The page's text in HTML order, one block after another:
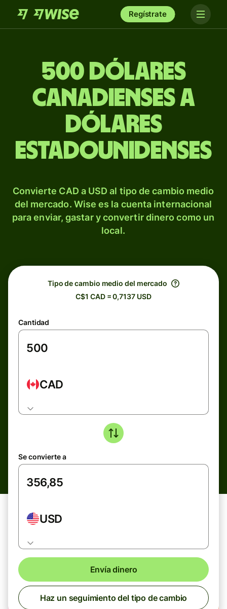
Regístrate
500 dólares
canadienses a
dólares
estadounidenses
Convierte CAD a USD al tipo de cambio medio
del mercado. Wise es la cuenta internacional
para enviar, gastar y convertir dinero como un
local.
Tipo de cambio medio del mercado
C$1 CAD = 0,7137 USD
Cantidad
CAD
Se convierte a
USD
Envía dinero
Haz un seguimiento del tipo de cambio